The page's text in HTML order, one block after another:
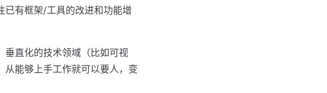
已有框架/工具的改进和功能增
垂直化的技术领域（比如可视
从能够上手工作就可以要人，变